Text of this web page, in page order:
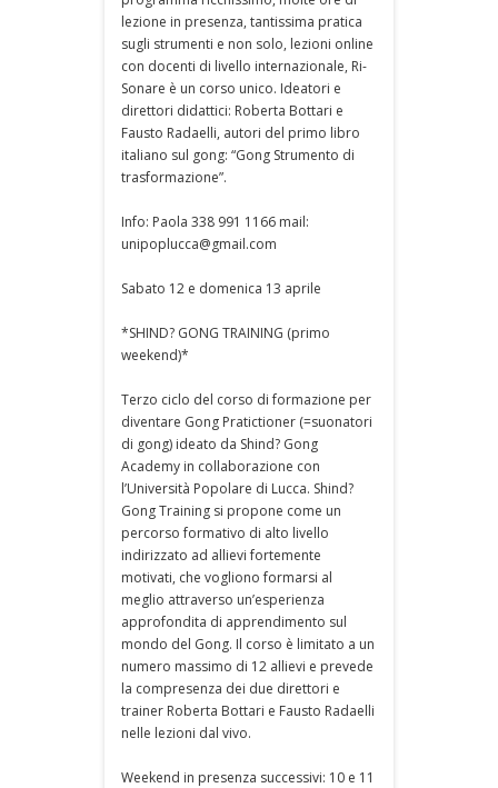
lezione in presenza, tantissima pratica
sugli strumenti e non solo, lezioni online
con docenti di livello internazionale, Ri-
Sonare è un corso unico. Ideatori e
direttori didattici: Roberta Bottari e
Fausto Radaelli, autori del primo libro
italiano sul gong: “Gong Strumento di
trasformazione”.
Info: Paola 338 991 1166 mail:
unipoplucca@gmail.com
Sabato 12 e domenica 13 aprile
*SHIND? GONG TRAINING (primo
weekend)*
Terzo ciclo del corso di formazione per
diventare Gong Pratictioner (=suonatori
di gong) ideato da Shind? Gong
Academy in collaborazione con
l’Università Popolare di Lucca. Shind?
Gong Training si propone come un
percorso formativo di alto livello
indirizzato ad allievi fortemente
motivati, che vogliono formarsi al
meglio attraverso un’esperienza
approfondita di apprendimento sul
mondo del Gong. Il corso è limitato a un
numero massimo di 12 allievi e prevede
la compresenza dei due direttori e
trainer Roberta Bottari e Fausto Radaelli
nelle lezioni dal vivo.
Weekend in presenza successivi: 10 e 11